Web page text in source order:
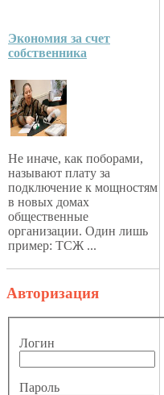
Экономия за счет
собственника
Не иначе, как поборами,
называют плату за
подключение к мощностям
в новых домах
общественные
организации. Один лишь
пример: ТСЖ ...
Авторизация
Логин
Пароль